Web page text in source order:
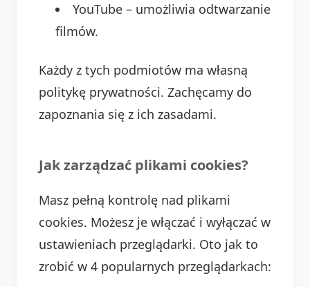
YouTube – umożliwia odtwarzanie
filmów.
Każdy z tych podmiotów ma własną
politykę prywatności. Zachęcamy do
zapoznania się z ich zasadami.
Jak zarządzać plikami cookies?
Masz pełną kontrolę nad plikami
cookies. Możesz je włączać i wyłączać w
ustawieniach przeglądarki. Oto jak to
zrobić w 4 popularnych przeglądarkach: